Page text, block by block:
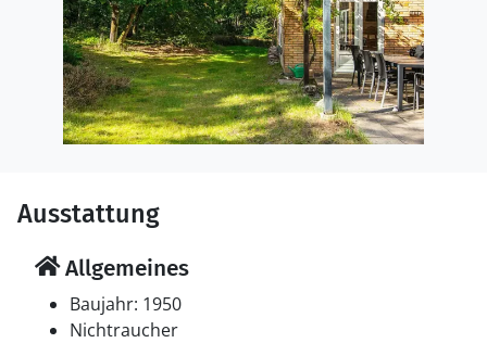
Ausstattung
Allgemeines
Baujahr: 1950
Nichtraucher